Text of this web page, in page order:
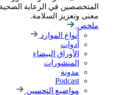
المتخصصين في الرعاية
معنى وتعزيز السلامة.
ملخص
أنواع الموارد
أدوات
الأوراق البيضاء
المنشورات
مدونة
Podcast
مواضيع التحسين